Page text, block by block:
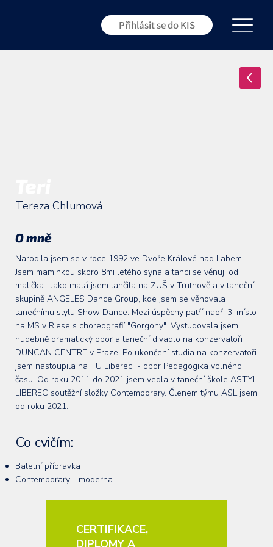
Přihlásit se do KIS
Tereza Chlumová
O mně
Narodila jsem se v roce 1992 ve Dvoře Králové nad Labem.
Jsem maminkou skoro 8mi letého syna a tanci se věnuji od
malička. Jako malá jsem tančila na ZUŠ v Trutnově a v taneční
skupině ANGELES Dance Group, kde jsem se věnovala
tanečnímu stylu Show Dance. Mezi úspěchy patří např. 3. místo
na MS v Riese s choreografií "Gorgony". Vystudovala jsem
hudebně dramatický obor a taneční divadlo na konzervatoři
DUNCAN CENTRE v Praze. Po ukončení studia na konzervatoři
jsem nastoupila na TU Liberec - obor Pedagogika volného
času. Od roku 2011 do 2021 jsem vedla v taneční škole ASTYL
LIBEREC soutěžní složky Contemporary. Členem týmu ASL jsem
od roku 2021.
Co cvičím:
Baletní přípravka
Contemporary - moderna
CERTIFIKACE,